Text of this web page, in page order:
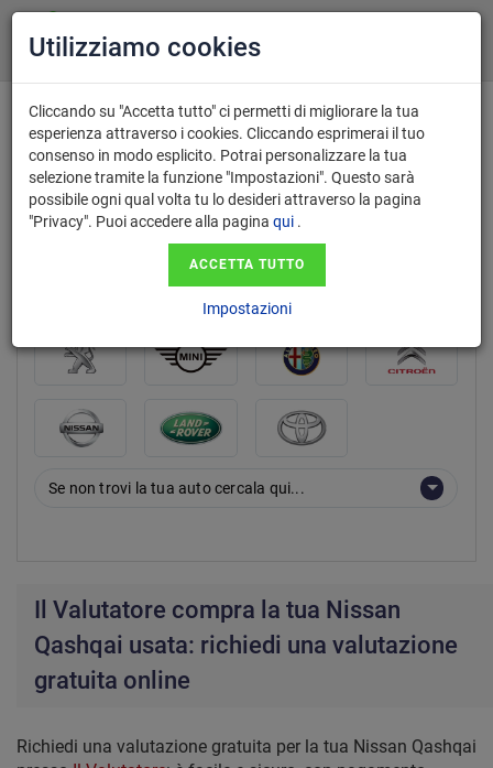
marca
Se non trovi la tua auto cercala qui...
Il Valutatore compra la tua Nissan
Qashqai usata: richiedi una valutazione
gratuita online
Richiedi una valutazione gratuita per la tua Nissan Qashqai
Utilizziamo cookies
Cliccando su "Accetta tutto" ci permetti di migliorare la tua
esperienza attraverso i cookies. Cliccando esprimerai il tuo
consenso in modo esplicito. Potrai personalizzare la tua
selezione tramite la funzione "Impostazioni". Questo sarà
possibile ogni qual volta tu lo desideri attraverso la pagina
"Privacy". Puoi accedere alla pagina qui .
ACCETTA TUTTO
Impostazioni